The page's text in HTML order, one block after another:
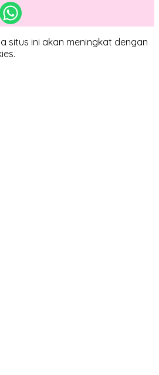
situs ini akan meningkat dengan